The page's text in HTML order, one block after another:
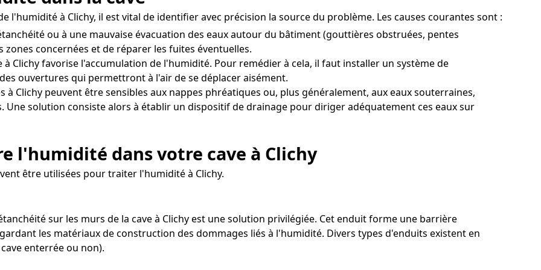
l'humidité à Clichy, il est vital de identifier avec précision la source du problème. Les causes courantes sont :
ou à une mauvaise évacuation des eaux autour du bâtiment (gouttières obstruées, pentes
concernées et de réparer les fuites éventuelles.
à Clichy favorise l'accumulation de l'humidité. Pour remédier à cela, il faut installer un système de
ouvertures qui permettront à l'air de se déplacer aisément.
à Clichy peuvent être sensibles aux nappes phréatiques ou, plus généralement, aux eaux souterraines,
solution consiste alors à établir un dispositif de drainage pour diriger adéquatement ces eaux sur
l'humidité dans votre cave à Clichy
être utilisées pour traiter l'humidité à Clichy.
sur les murs de la cave à Clichy est une solution privilégiée. Cet enduit forme une barrière
les matériaux de construction des dommages liés à l'humidité. Divers types d'enduits existent en
enterrée ou non).